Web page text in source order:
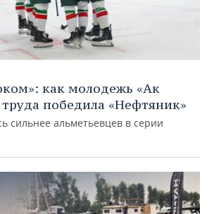
как молодежь «Ак
труда победила «Нефтяник»
сильнее альметьевцев в серии